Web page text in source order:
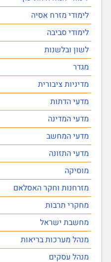
לימודי מזרח אסיה
לימודי סביבה
לשון ובלשנות
מגדר
מדיניות ציבורית
מדעי הדתות
מדעי המדינה
מדעי המחשב
מדעי התזונה
מוסיקה
מזרחנות וחקר האסלאם
מחקרי תרבות
מחשבת ישראל
מנהל מערכות בריאות
מנהל עסקים